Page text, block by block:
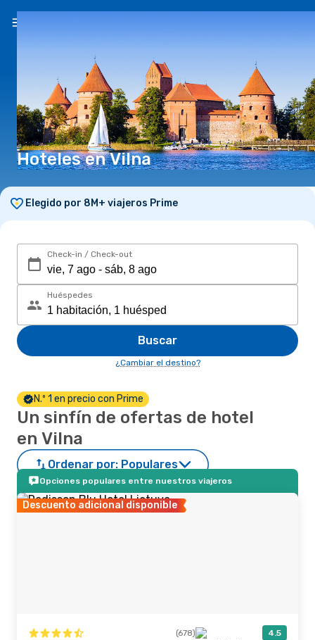
Hoteles en Vilna
Elegido por 8M+ viajeros Prime
Check-in / Check-out
Huéspedes
Buscar
¿Cambiar el destino?
N.º 1 en precio con Prime
Un sinfín de ofertas de hotel
en Vilna
Ordenar por: Populares
Opciones populares entre nuestros viajeros
Descuento adicional disponible
(678) 4.5